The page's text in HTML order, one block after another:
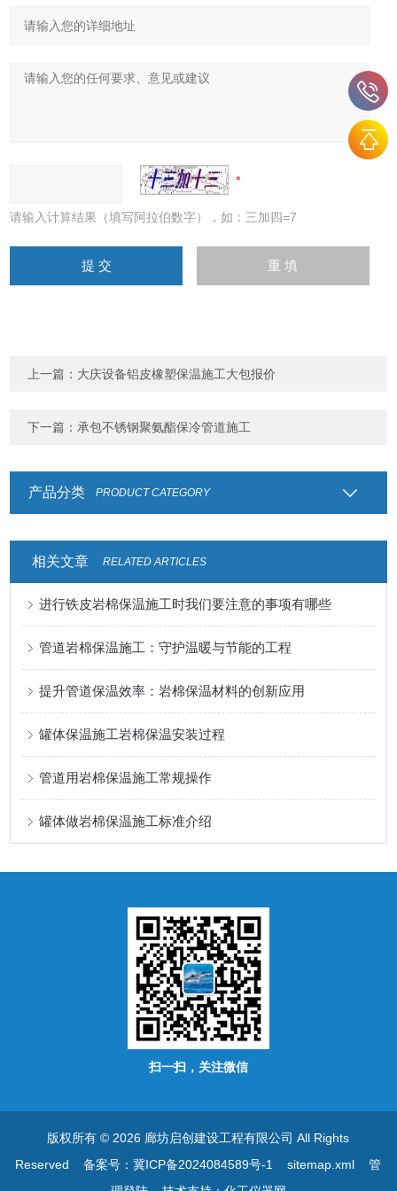
请输入计算结果（填写阿拉伯数字），如：三加四=7
上一篇： 大庆设备铝皮橡塑保温施工大包报价
下一篇： 承包不锈钢聚氨酯保冷管道施工
产品分类 PRODUCT CATEGORY
相关文章 RELATED ARTICLES
进行铁皮岩棉保温施工时我们要注意的事项有哪些
管道岩棉保温施工：守护温暖与节能的工程
提升管道保温效率：岩棉保温材料的创新应用
罐体保温施工岩棉保温安装过程
管道用岩棉保温施工常规操作
罐体做岩棉保温施工标准介绍
扫一扫，关注微信
版权所有 © 2026 廊坊启创建设工程有限公司 All Rights
Reserved备案号：冀ICP备2024084589号-1 sitemap.xml
管